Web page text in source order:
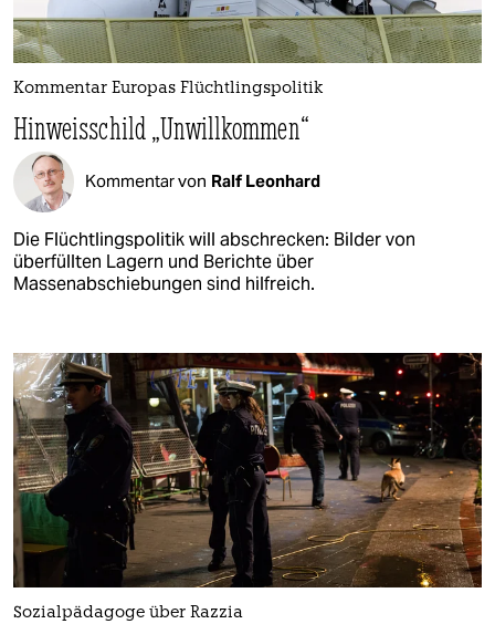
Kommentar Europas Flüchtlingspolitik
Hinweisschild „Unwillkommen“
Kommentar von Ralf Leonhard
Die Flüchtlingspolitik will abschrecken: Bilder von
überfüllten Lagern und Berichte über
Massenabschiebungen sind hilfreich.
Sozialpädagoge über Razzia